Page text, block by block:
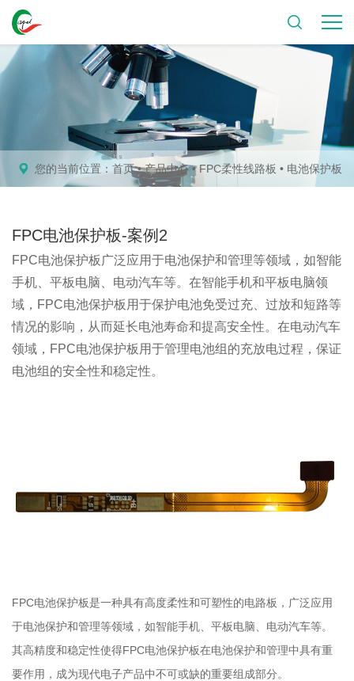
您的当前位置： 首页•产品中心•FPC柔性线路板 • 电池保护板
FPC电池保护板-案例2
FPC电池保护板广泛应用于电池保护和管理等领域，如智能
手机、平板电脑、电动汽车等。在智能手机和平板电脑领
域，FPC电池保护板用于保护电池免受过充、过放和短路等
情况的影响，从而延长电池寿命和提高安全性。在电动汽车
领域，FPC电池保护板用于管理电池组的充放电过程，保证
电池组的安全性和稳定性。
FPC电池保护板是一种具有高度柔性和可塑性的电路板，广泛应用
于电池保护和管理等领域，如智能手机、平板电脑、电动汽车等。
其高精度和稳定性使得FPC电池保护板在电池保护和管理中具有重
要作用，成为现代电子产品中不可或缺的重要组成部分。